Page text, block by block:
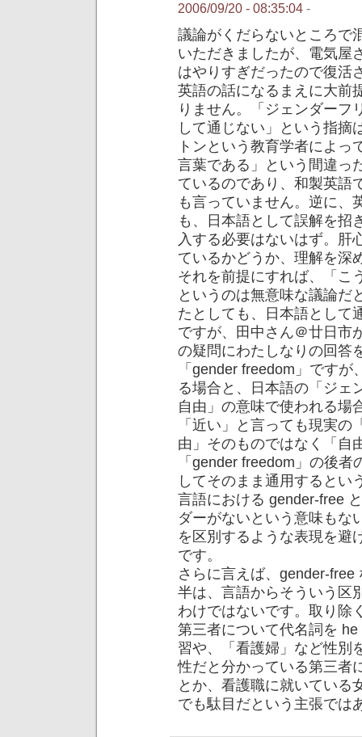
2006/09/20 - 08:35:04 -
議論がくだらないところで
いただきましたが、電気屋
はやりすぎだったので復活
英語の話になるまえに大前
りません。「ジェンダーフ
して通じない」という指摘
トンという教育学者によっ
言葉である」という間違っ
ているのであり、和製英語
も言っていません。逆に、
も、日本語として誤解を招
入する必要はないはず。肝
ているかどうか、理解を深
それを前提にすれば、「こ
というのは無意味な議論だ
たとしても、日本語として
ですが、田中さん＠廿日市
の疑問にわたしなりの回答
「gender freedom」です
る場合と、日本語の「ジェ
自由」の意味で使われる場
「近い」と言っても現実
由」そのものではなく「自
「gender freedom」の後
してそのまま通用するとい
言語における gender-free
ダーがないという意味もな
を区別するような表現を避
です。
さらに言えば、gender-
半は、言語からそういう区
わけではないです。取り除
第三者について代名詞を
習や、「看護婦」など性別
性だと分かっている第三者
とか、看護職に就いている
でも駄目だという主張では